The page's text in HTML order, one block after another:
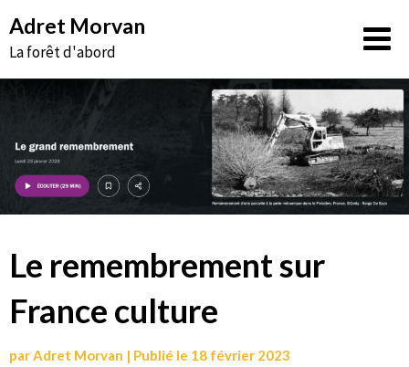
au
contenu
Adret Morvan
La forêt d'abord
Le remembrement sur
France culture
parAdret Morvan | Publié le 18 février 2023